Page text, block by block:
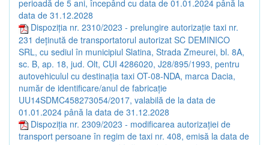
perioadă de 5 ani, începând cu data de 01.01.2024 până la
data de 31.12.2028
Dispoziția nr. 2310/2023 - prelungire autorizație taxi nr.
231 deținută de transportatorul autorizat SC DEMINICO
SRL, cu sediul în municipiul Slatina, Strada Zmeurei, bl. 8A,
sc. B, ap. 18, jud. Olt, CUI 4286020, J28/895/1993, pentru
autovehiculul cu destinația taxi OT-08-NDA, marca Dacia,
număr de identificare/anul de fabricație
UU14SDMC458273054/2017, valabilă de la data de
01.01.2024 până la data de 31.12.2028
Dispoziția nr. 2309/2023 - modificarea autorizației de
transport persoane în regim de taxi nr. 408, emisă la data de